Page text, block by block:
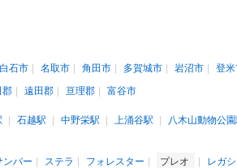
白石市 名取市 角田市 多賀城市 岩沼市 登
郡 遠田郡 亘理郡 富谷市
石越駅 中野栄駅 上涌谷駅
八木山動物公
ンバー ステラ フォレスター プレオ レガシ